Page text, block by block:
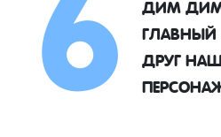
ГЛАВНЫЙ
ДРУГ